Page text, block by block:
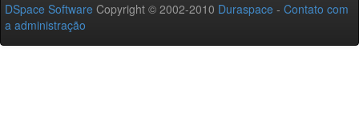
DSpace Software Copyright © 2002-2010 Duraspace - Contato com
a administração